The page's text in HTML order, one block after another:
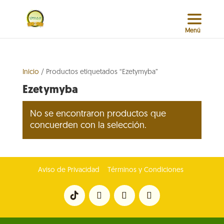
Inicio / Productos etiquetados “Ezetymyba”
Ezetymyba
No se encontraron productos que
concuerden con la selección.
Aviso de Privacidad Términos y Condiciones